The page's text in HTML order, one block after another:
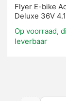
Flyer E-bike
Deluxe 36V
Op voorraad,
leverbaar